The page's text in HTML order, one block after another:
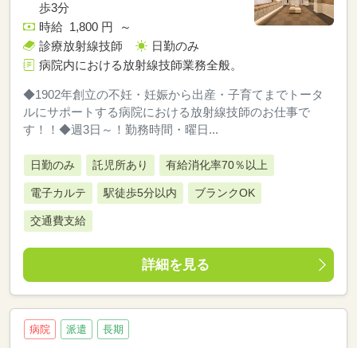
歩3分
時給 1,800 円 ～
診療放射線技師
日勤のみ
病院内における放射線技師業務全般。
◆1902年創立の不妊・妊娠から出産・子育てまでトータ
ルにサポートする病院における放射線技師のお仕事で
す！！◆週3日～！勤務時間・曜日...
日勤のみ 託児所あり 有給消化率70％以上
電子カルテ 駅徒歩5分以内 ブランクOK
交通費支給
詳細を見る
病院 派遣 長期